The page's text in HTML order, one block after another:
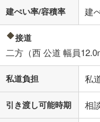
建ぺい率/容積率 建
接道
二方（西 公道 幅員
私道負担 私
引き渡し可能時期 相